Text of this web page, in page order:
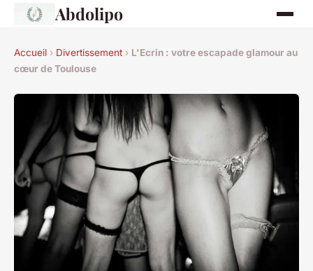
Abdolipo
Accueil › Divertissement › L'Ecrin : votre escapade glamour au
cœur de Toulouse